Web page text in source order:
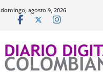
domingo, agosto 9, 2026